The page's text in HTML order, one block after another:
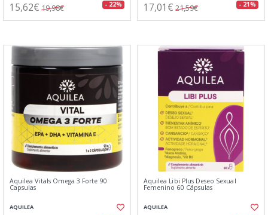
15,62€ 19,98€ - 22% 17,01€ 21,59€ - 21%
Aquilea Vitals Omega 3 Forte 90
Capsulas
AQUILEA
Aquilea Libi Plus Deseo Sexual
Femenino 60 Cápsulas
AQUILEA